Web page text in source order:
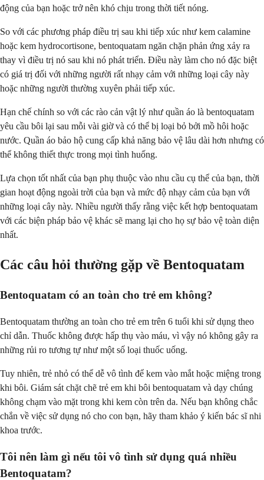
động của bạn hoặc trở nên khó chịu trong thời tiết nóng.
So với các phương pháp điều trị sau khi tiếp xúc như kem calamine
hoặc kem hydrocortisone, bentoquatam ngăn chặn phản ứng xảy ra
thay vì điều trị nó sau khi nó phát triển. Điều này làm cho nó đặc biệt
có giá trị đối với những người rất nhạy cảm với những loại cây này
hoặc những người thường xuyên phải tiếp xúc.
Hạn chế chính so với các rào cản vật lý như quần áo là bentoquatam
yêu cầu bôi lại sau mỗi vài giờ và có thể bị loại bỏ bởi mồ hôi hoặc
nước. Quần áo bảo hộ cung cấp khả năng bảo vệ lâu dài hơn nhưng có
thể không thiết thực trong mọi tình huống.
Lựa chọn tốt nhất của bạn phụ thuộc vào nhu cầu cụ thể của bạn, thời
gian hoạt động ngoài trời của bạn và mức độ nhạy cảm của bạn với
những loại cây này. Nhiều người thấy rằng việc kết hợp bentoquatam
với các biện pháp bảo vệ khác sẽ mang lại cho họ sự bảo vệ toàn diện
nhất.
Các câu hỏi thường gặp về Bentoquatam
Bentoquatam có an toàn cho trẻ em không?
Bentoquatam thường an toàn cho trẻ em trên 6 tuổi khi sử dụng theo
chỉ dẫn. Thuốc không được hấp thụ vào máu, vì vậy nó không gây ra
những rủi ro tương tự như một số loại thuốc uống.
Tuy nhiên, trẻ nhỏ có thể dễ vô tình để kem vào mắt hoặc miệng trong
khi bôi. Giám sát chặt chẽ trẻ em khi bôi bentoquatam và dạy chúng
không chạm vào mặt trong khi kem còn trên da. Nếu bạn không chắc
chắn về việc sử dụng nó cho con bạn, hãy tham khảo ý kiến bác sĩ nhi
khoa trước.
Tôi nên làm gì nếu tôi vô tình sử dụng quá nhiều
Bentoquatam?